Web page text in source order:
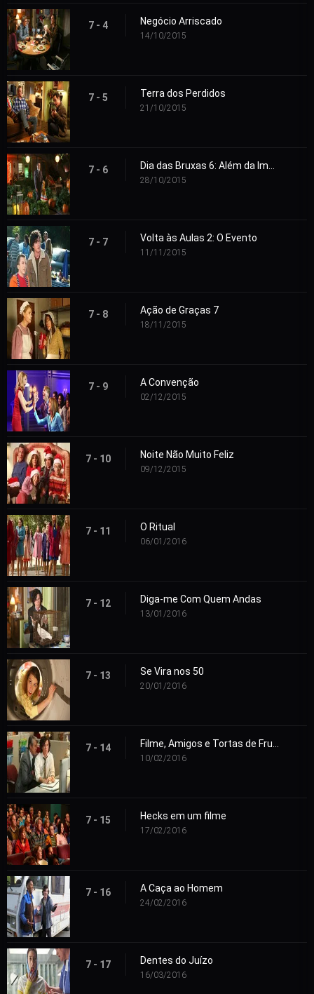
7 - 4 Negócio Arriscado
14/10/2015
7 - 5 Terra dos Perdidos
21/10/2015
7 - 6
28/10/2015
7 - 7 Volta às Aulas 2: O Evento
11/11/2015
7 - 8 Ação de Graças 7
18/11/2015
7 - 9 A Convenção
02/12/2015
7 - 10 Noite Não Muito Feliz
09/12/2015
7 - 11 O Ritual
06/01/2016
7 - 12 Diga-me Com Quem Andas
13/01/2016
7 - 13 Se Vira nos 50
20/01/2016
7 - 14
10/02/2016
7 - 15 Hecks em um filme
17/02/2016
7 - 16 A Caça ao Homem
24/02/2016
7 - 17 Dentes do Juízo
16/03/2016